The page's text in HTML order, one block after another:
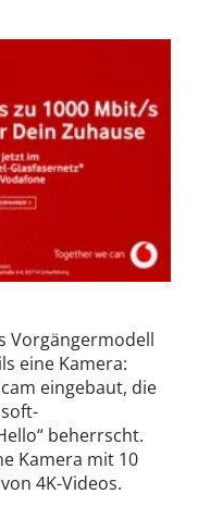
Vorgängermodell
eine Kamera:
eingebaut, die
beherrscht.
Kamera mit 10
4K-Videos.